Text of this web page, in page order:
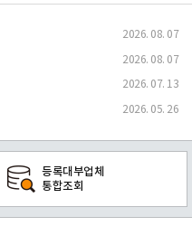
2026. 08. 07
2026. 08. 07
2026. 07. 13
2026. 05. 26
등록대부업체
통합조회